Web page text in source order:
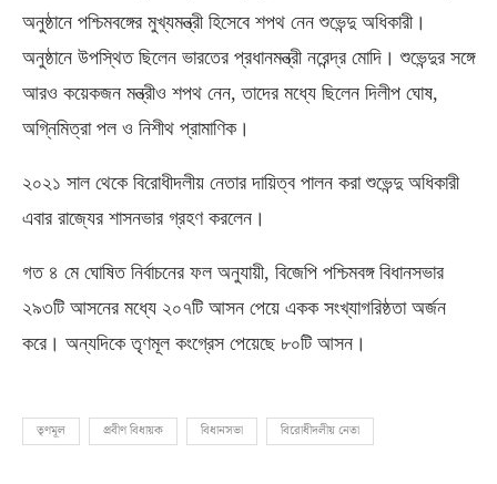
অনুষ্ঠানে পশ্চিমবঙ্গের মুখ্যমন্ত্রী হিসেবে শপথ নেন শুভেন্দু অধিকারী।
অনুষ্ঠানে উপস্থিত ছিলেন ভারতের প্রধানমন্ত্রী নরেন্দ্র মোদি। শুভেন্দুর সঙ্গে
আরও কয়েকজন মন্ত্রীও শপথ নেন,তাদের মধ্যে ছিলেন দিলীপ ঘোষ,
অগ্নিমিত্রা পল ও নিশীথ প্রামাণিক।
২০২১ সাল থেকে বিরোধীদলীয় নেতার দায়িত্ব পালন করা শুভেন্দু অধিকারী
এবার রাজ্যের শাসনভার গ্রহণ করলেন।
গত ৪ মে ঘোষিত নির্বাচনের ফল অনুযায়ী, বিজেপি পশ্চিমবঙ্গ বিধানসভার
২৯৩টি আসনের মধ্যে ২০৭টি আসন পেয়ে একক সংখ্যাগরিষ্ঠতা অর্জন
করে। অন্যদিকে তৃণমূল কংগ্রেস পেয়েছে ৮০টি আসন।
তৃণমূল প্রবীণ বিধায়ক বিধানসভা বিরোধীদলীয় নেতা